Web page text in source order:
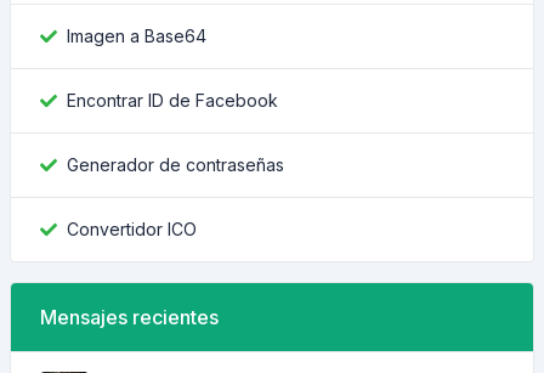
Imagen a Base64
Encontrar ID de Facebook
Generador de contraseñas
Convertidor ICO
Mensajes recientes